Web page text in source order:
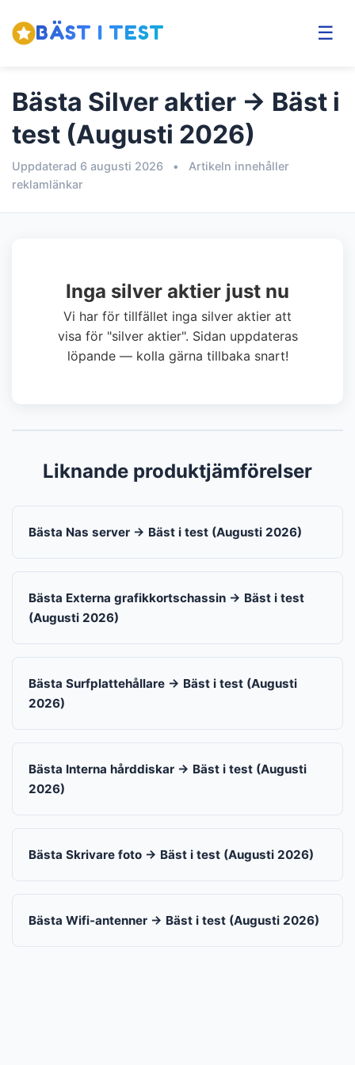
BÄST I TEST ☰
Bästa Silver aktier → Bäst i
test (Augusti 2026)
Uppdaterad 6 augusti 2026 •
Artikeln innehåller
reklamlänkar
Inga silver aktier just nu
Vi har för tillfället inga silver aktier att
visa för "silver aktier". Sidan uppdateras
löpande — kolla gärna tillbaka snart!
Liknande produktjämförelser
Bästa Nas server → Bäst i test (Augusti 2026)
Bästa Externa grafikkortschassin → Bäst i test
(Augusti 2026)
Bästa Surfplattehållare → Bäst i test (Augusti
2026)
Bästa Interna hårddiskar → Bäst i test (Augusti
2026)
Bästa Skrivare foto → Bäst i test (Augusti 2026)
Bästa Wifi-antenner → Bäst i test (Augusti 2026)